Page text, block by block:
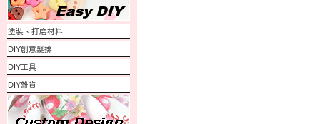
塗裝、打磨材料
DIY創意髮排
DIY工具
DIY雜貨